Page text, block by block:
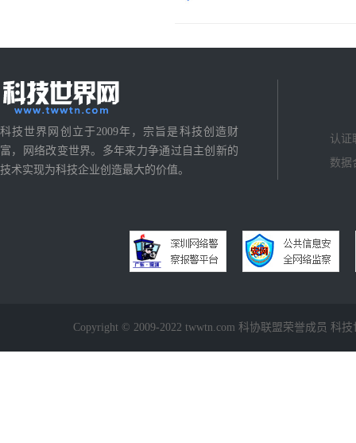
科技世界网创立于2009年，宗旨是科技创造财
富，网络改变世界。多年来力争通过自主创新的
技术实现为科技企业创造最大的价值。
认证
数据
Copyright © 2009-2022 twwtn.com 科协联盟荣誉成员 科